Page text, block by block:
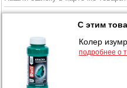
С этим
Колер
подробнее о